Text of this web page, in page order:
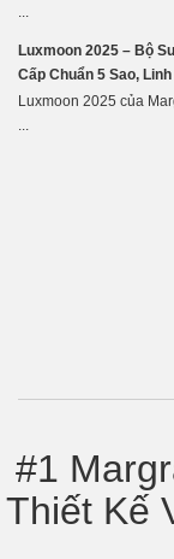
...
Luxmoon 2025 – Bộ
Cấp Chuẩn 5 Sao,
Luxmoon 2025 của
...
#1
Thiết Kế